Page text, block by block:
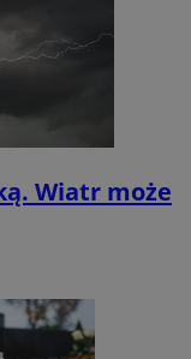
Wiatr może